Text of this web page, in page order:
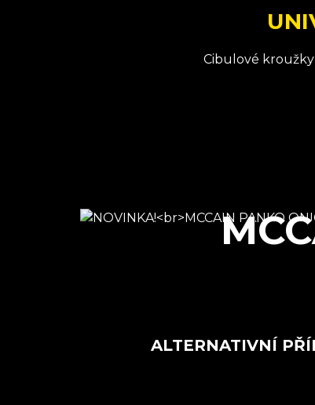
Cibulové
ALTERNATIVNÍ